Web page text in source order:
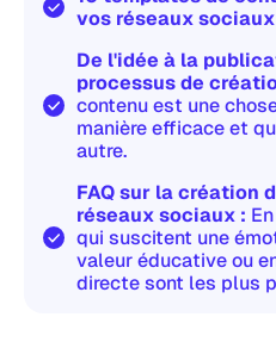
vos réseaux
De l'idée à la
processus de
contenu est une
manière efficace et
autre.
FAQ sur la création
réseaux sociaux :
qui suscitent une
valeur éducative ou
directe sont les plus